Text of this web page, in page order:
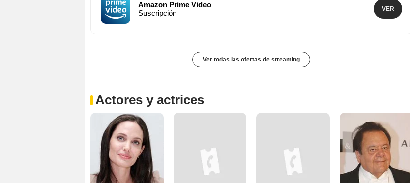
Amazon Prime Video
Suscripción
VER
Ver todas las ofertas de streaming
Actores y actrices